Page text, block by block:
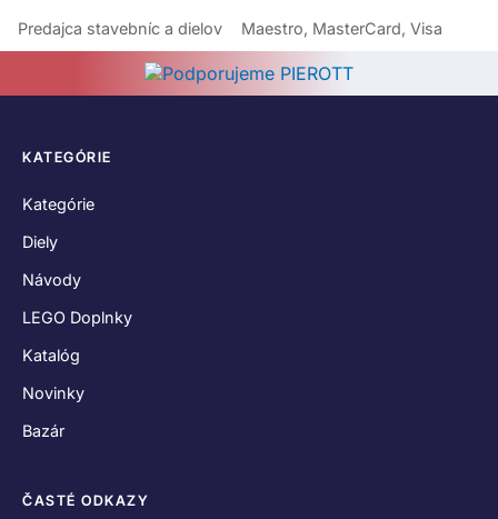
Predajca stavebníc a dielov Maestro, MasterCard, Visa
KATEGÓRIE
Kategórie
Diely
Návody
LEGO Doplnky
Katalóg
Novinky
Bazár
ČASTÉ ODKAZY